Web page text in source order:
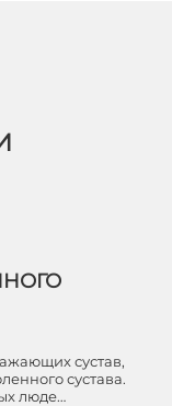
сустав,
сустава.
люде…